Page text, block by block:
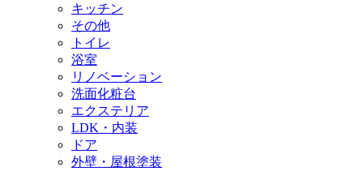
キッチン
その他
トイレ
浴室
リノベーション
洗面化粧台
エクステリア
LDK・内装
ドア
外壁・屋根塗装